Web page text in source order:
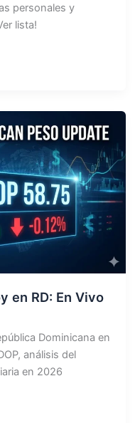
personales y
lista!
en RD: En Vivo
Dominicana en
análisis del
en 2026